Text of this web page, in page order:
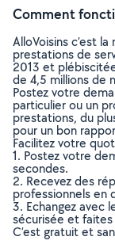
Comment
AlloVoisins c’est
prestations de
2013 et
de 4,5 millions de
Postez votre
particulier ou un
prestations, du
pour un bon
Facilitez votre
1. Postez votre
secondes.
2. Recevez des
professionnels en
3. Echangez avec
sécurisée et
C’est gratuit et